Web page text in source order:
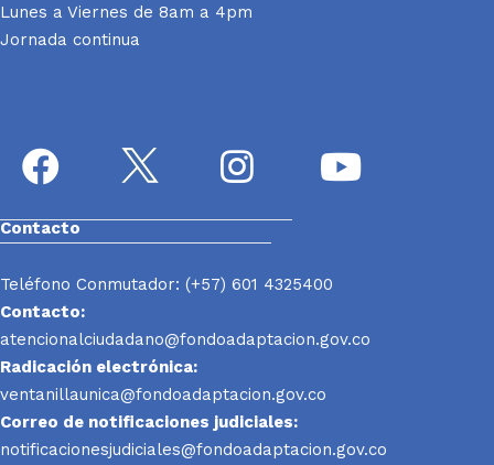
Lunes a Viernes de 8am a 4pm
Jornada continua
Contacto
Teléfono Conmutador: (+57) 601 4325400
Contacto:
atencionalciudadano@fondoadaptacion.gov.co
Radicación electrónica:
ventanillaunica@fondoadaptacion.gov.co
Correo de notificaciones judiciales:
notificacionesjudiciales@fondoadaptacion.gov.co